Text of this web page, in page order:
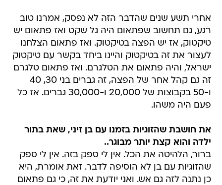
אחרי תשע שנים שהדבר הזה לא נפסק, אמרנו טוב
רגע, גם תחשוב שפתאום היה גל שקט ואז פתאום יש
טיקטוק, אז יש הפצה בטיקטוק. ואז פתאום הצלחנו
לעצור את זה בטיקטוק והיינו ביחד בקשר עם טיקטוק
ישראל, והיה פתאום את הטלגרם. ואז פתאום טלגרם
זה גם קהל אחר של הפצה, זה גברים בני 30, 40
ו-50 בקבוצות של 20,000 ו-30,000 גברים. אז כל
פעם היה משהו.
את חושבת שהזוגיות בזמנו עם בן זיני, שאת בתור
ילדה והוא קצת יותר מבוגר..
ברור, הלהיטה את הכל. אין לי ספק בזה. אין לי ספק
שהזוגיות עם בן לא הוסיפה לדבר. זאת אומרת, היא
כן נתנה לזה גם אש. ואני יודעת את זה, כי גם פתאום